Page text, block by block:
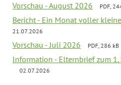
Vorschau - August 2026 PDF,
Bericht - Ein Monat voller
21.07.2026
Vorschau - Juli 2026 PDF, 286 kB
Information - Elternbrief zum
02.07.2026